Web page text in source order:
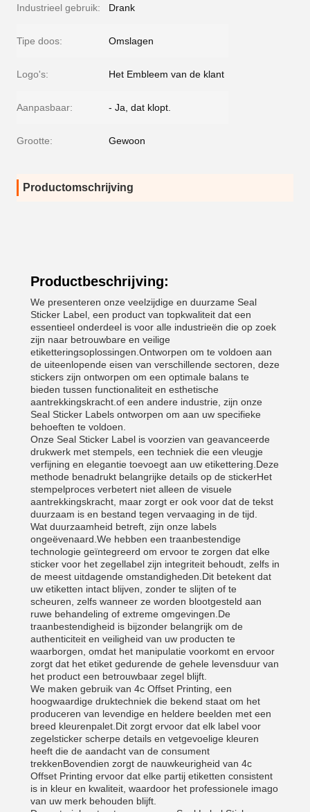
Industrieel gebruik: Drank
Tipe doos: Omslagen
Logo's: Het Embleem van de klant
Aanpasbaar: - Ja, dat klopt.
Grootte: Gewoon
Productomschrijving
Productbeschrijving:
We presenteren onze veelzijdige en duurzame Seal
Sticker Label, een product van topkwaliteit dat een
essentieel onderdeel is voor alle industrieën die op zoek
zijn naar betrouwbare en veilige
etiketteringsoplossingen.Ontworpen om te voldoen aan
de uiteenlopende eisen van verschillende sectoren, deze
stickers zijn ontworpen om een optimale balans te
bieden tussen functionaliteit en esthetische
aantrekkingskracht.of een andere industrie, zijn onze
Seal Sticker Labels ontworpen om aan uw specifieke
behoeften te voldoen.
Onze Seal Sticker Label is voorzien van geavanceerde
drukwerk met stempels, een techniek die een vleugje
verfijning en elegantie toevoegt aan uw etikettering.Deze
methode benadrukt belangrijke details op de stickerHet
stempelproces verbetert niet alleen de visuele
aantrekkingskracht, maar zorgt er ook voor dat de tekst
duurzaam is en bestand tegen vervaaging in de tijd.
Wat duurzaamheid betreft, zijn onze labels
ongeëvenaard.We hebben een traanbestendige
technologie geïntegreerd om ervoor te zorgen dat elke
sticker voor het zegellabel zijn integriteit behoudt, zelfs in
de meest uitdagende omstandigheden.Dit betekent dat
uw etiketten intact blijven, zonder te slijten of te
scheuren, zelfs wanneer ze worden blootgesteld aan
ruwe behandeling of extreme omgevingen.De
traanbestendigheid is bijzonder belangrijk om de
authenticiteit en veiligheid van uw producten te
waarborgen, omdat het manipulatie voorkomt en ervoor
zorgt dat het etiket gedurende de gehele levensduur van
het product een betrouwbaar zegel blijft.
We maken gebruik van 4c Offset Printing, een
hoogwaardige druktechniek die bekend staat om het
produceren van levendige en heldere beelden met een
breed kleurenpalet.Dit zorgt ervoor dat elk label voor
zegelsticker scherpe details en vetgevoelige kleuren
heeft die de aandacht van de consument
trekkenBovendien zorgt de nauwkeurigheid van 4c
Offset Printing ervoor dat elke partij etiketten consistent
is in kleur en kwaliteit, waardoor het professionele imago
van uw merk behouden blijft.